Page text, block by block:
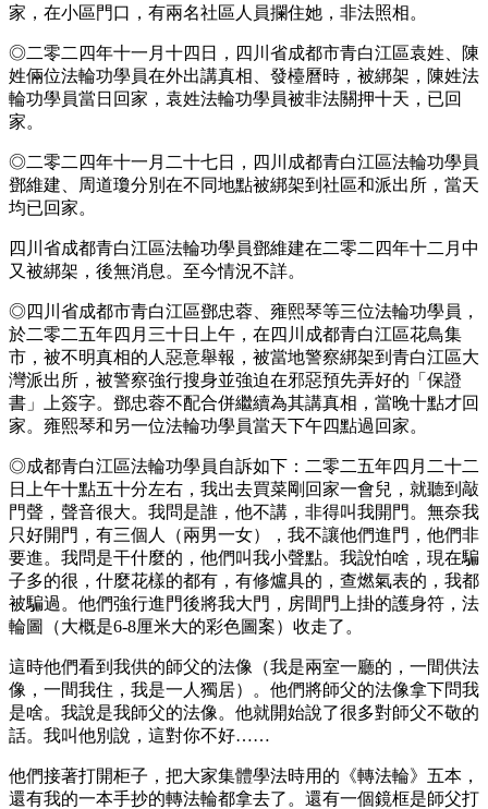
家，在小區門口，有兩名社區人員攔住她，非法照相。
◎二零二四年十一月十四日，四川省成都市青白江區袁姓、陳
姓倆位法輪功學員在外出講真相、發檯曆時，被綁架，陳姓法
輪功學員當日回家，袁姓法輪功學員被非法關押十天，已回
家。
◎二零二四年十一月二十七日，四川成都青白江區法輪功學員
鄧維建、周道瓊分別在不同地點被綁架到社區和派出所，當天
均已回家。
四川省成都青白江區法輪功學員鄧維建在二零二四年十二月中
又被綁架，後無消息。至今情況不詳。
◎四川省成都市青白江區鄧忠蓉、雍熙琴等三位法輪功學員，
於二零二五年四月三十日上午，在四川成都青白江區花鳥集
市，被不明真相的人惡意舉報，被當地警察綁架到青白江區大
灣派出所，被警察強行搜身並強迫在邪惡預先弄好的「保證
書」上簽字。鄧忠蓉不配合併繼續為其講真相，當晚十點才回
家。雍熙琴和另一位法輪功學員當天下午四點過回家。
◎成都青白江區法輪功學員自訴如下：二零二五年四月二十二
日上午十點五十分左右，我出去買菜剛回家一會兒，就聽到敲
門聲，聲音很大。我問是誰，他不講，非得叫我開門。無奈我
只好開門，有三個人（兩男一女），我不讓他們進門，他們非
要進。我問是干什麼的，他們叫我小聲點。我說怕啥，現在騙
子多的很，什麼花樣的都有，有修爐具的，查燃氣表的，我都
被騙過。他們強行進門後將我大門，房間門上掛的護身符，法
輪圖（大概是6-8厘米大的彩色圖案）收走了。
這時他們看到我供的師父的法像（我是兩室一廳的，一間供法
像，一間我住，我是一人獨居）。他們將師父的法像拿下問我
是啥。我說是我師父的法像。他就開始說了很多對師父不敬的
話。我叫他別說，這對你不好……
他們接著打開柜子，把大家集體學法時用的《轉法輪》五本，
還有我的一本手抄的轉法輪都拿去了。還有一個鏡框是師父打